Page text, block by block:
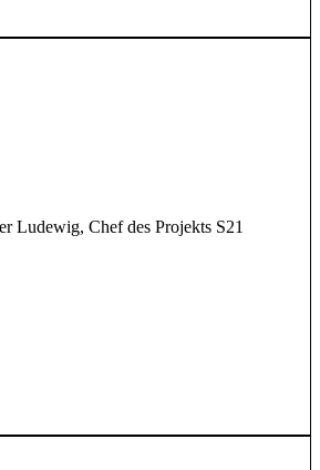
Ludewig, Chef des Projekts S21